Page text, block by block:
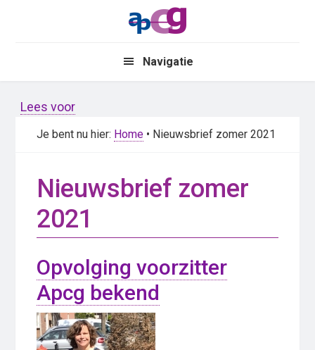
Navigatie
Lees voor
Je bent nu hier: Home • Nieuwsbrief zomer 2021
Nieuwsbrief zomer
2021
Opvolging voorzitter
Apcg bekend